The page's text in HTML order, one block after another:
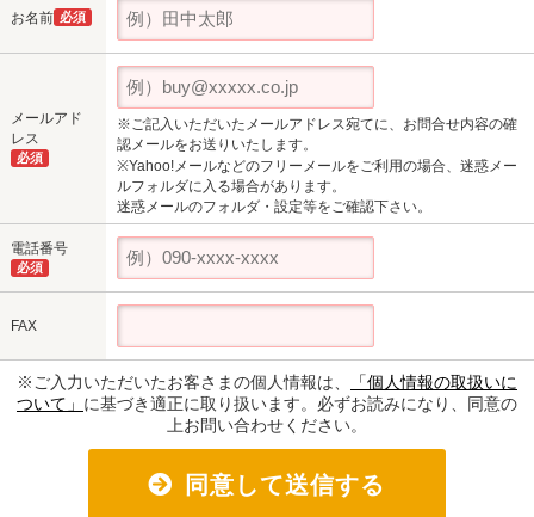
お名前 必須
メールアド
レス
必須
※ご記入いただいたメールアドレス宛てに、お問合せ内容の確
認メールをお送りいたします。
※Yahoo!メールなどのフリーメールをご利用の場合、迷惑メー
ルフォルダに入る場合があります。
迷惑メールのフォルダ・設定等をご確認下さい。
電話番号
必須
FAX
※ご入力いただいたお客さまの個人情報は、
「個人情報の取扱いに
ついて」 に基づき適正に取り扱います。必ずお読みになり、同意の
上お問い合わせください。
同意して送信する